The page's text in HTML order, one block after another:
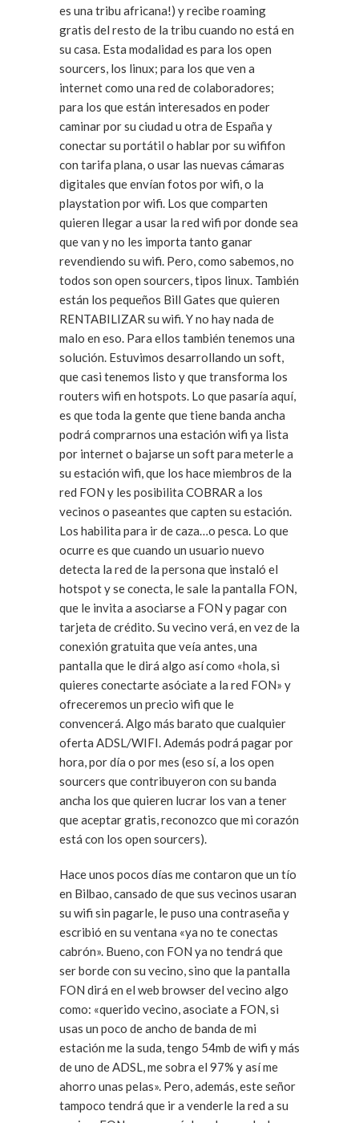
es una tribu africana!) y recibe roaming
gratis del resto de la tribu cuando no está en
su casa. Esta modalidad es para los open
sourcers, los linux; para los que ven a
internet como una red de colaboradores;
para los que están interesados en poder
caminar por su ciudad u otra de España y
conectar su portátil o hablar por su wififon
con tarifa plana, o usar las nuevas cámaras
digitales que envían fotos por wifi, o la
playstation por wifi. Los que comparten
quieren llegar a usar la red wifi por donde sea
que van y no les importa tanto ganar
revendiendo su wifi. Pero, como sabemos, no
todos son open sourcers, tipos linux. También
están los pequeños Bill Gates que quieren
RENTABILIZAR su wifi. Y no hay nada de
malo en eso. Para ellos también tenemos una
solución. Estuvimos desarrollando un soft,
que casi tenemos listo y que transforma los
routers wifi en hotspots. Lo que pasaría aquí,
es que toda la gente que tiene banda ancha
podrá comprarnos una estación wifi ya lista
por internet o bajarse un soft para meterle a
su estación wifi, que los hace miembros de la
red FON y les posibilita COBRAR a los
vecinos o paseantes que capten su estación.
Los habilita para ir de caza…o pesca. Lo que
ocurre es que cuando un usuario nuevo
detecta la red de la persona que instaló el
hotspot y se conecta, le sale la pantalla FON,
que le invita a asociarse a FON y pagar con
tarjeta de crédito. Su vecino verá, en vez de la
conexión gratuita que veía antes, una
pantalla que le dirá algo así como «hola, si
quieres conectarte asóciate a la red FON» y
ofreceremos un precio wifi que le
convencerá. Algo más barato que cualquier
oferta ADSL/WIFI. Además podrá pagar por
hora, por día o por mes (eso sí, a los open
sourcers que contribuyeron con su banda
ancha los que quieren lucrar los van a tener
que aceptar gratis, reconozco que mi corazón
está con los open sourcers).
Hace unos pocos días me contaron que un tío
en Bilbao, cansado de que sus vecinos usaran
su wifi sin pagarle, le puso una contraseña y
escribió en su ventana «ya no te conectas
cabrón». Bueno, con FON ya no tendrá que
ser borde con su vecino, sino que la pantalla
FON dirá en el web browser del vecino algo
como: «querido vecino, asociate a FON, si
usas un poco de ancho de banda de mi
estación me la suda, tengo 54mb de wifi y más
de uno de ADSL, me sobra el 97% y así me
ahorro unas pelas». Pero, además, este señor
tampoco tendrá que ir a venderle la red a su